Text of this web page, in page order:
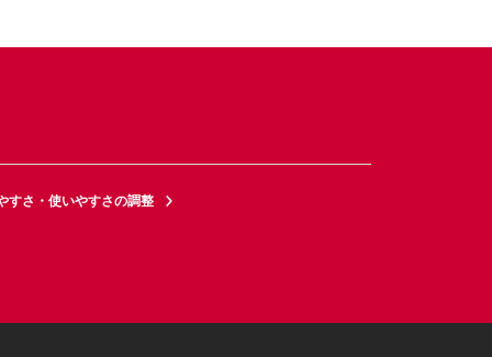
すさ・使いやすさの調整